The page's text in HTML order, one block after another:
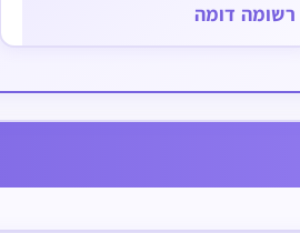
רשומה דומה